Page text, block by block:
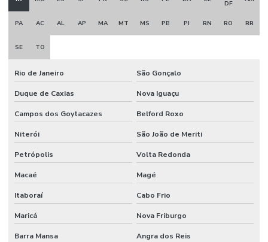
DF
PA AC AL AP MA MT MS PB PI RN RO RR
SE TO
Rio de Janeiro São Gonçalo
Duque de Caxias Nova Iguaçu
Campos dos Goytacazes Belford Roxo
Niterói São João de Meriti
Petrópolis Volta Redonda
Macaé Magé
Itaboraí Cabo Frio
Maricá Nova Friburgo
Barra Mansa Angra dos Reis